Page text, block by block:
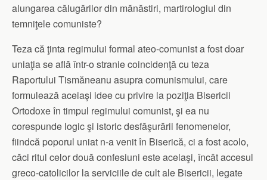
alungarea călugărilor din mănăstiri, martirologiul din
temniţele comuniste?
Teza că ţinta regimului formal ateo-comunist a fost doar
uniaţia se află într-o stranie coincidenţă cu teza
Raportului Tismăneanu asupra comunismului, care
formulează aceiaşi idee cu privire la poziţia Bisericii
Ortodoxe în timpul regimului comunist, şi ea nu
corespunde logic şi istoric desfăşurării fenomenelor,
fiindcă poporul uniat n-a venit în Biserică, ci a fost acolo,
căci ritul celor două confesiuni este acelaşi, încât accesul
greco-catolicilor la serviciile de cult ale Bisericii, legate